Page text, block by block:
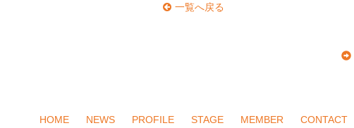
一覧へ戻る
HOME NEWS PROFILE STAGE MEMBER CONTACT